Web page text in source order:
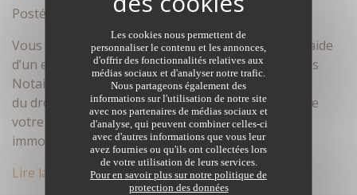
Posté le janvier 25, 2017 par Anonyme dans
Vous cherchez à estimer votre bien immobilier à l’aide
d’un expert confirmé ? Faites appel aux services des
Notaires Associés de Bruz. Votre professionnel
du droit, investi de l’autorité publique, au service de
votre estimationmaisons à Bruz. L’estimation
immobilière est une expertise…
Lire la suite
Les cookies nous permettent de
personnaliser le contenu et les annonces,
d'offrir des fonctionnalités relatives aux
médias sociaux et d'analyser notre trafic.
Nous partageons également des
informations sur l'utilisation de notre site
avec nos partenaires de médias sociaux et
d'analyse, qui peuvent combiner celles-ci
avec d'autres informations que vous leur
avez fournies ou qu'ils ont collectées lors
de votre utilisation de leurs services.
Pour en savoir plus sur notre politique de
protection des données